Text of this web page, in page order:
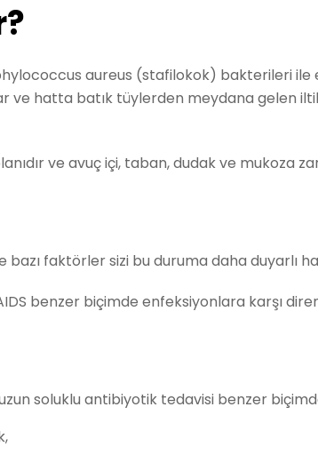
aureus (stafilokok) bakterileri
ve hatta batık tüylerden meydana gelen
ve avuç içi, taban, dudak ve mukoza
bazı faktörler sizi bu duruma daha duyarlı
benzer biçimde enfeksiyonlara karşı
soluklu antibiyotik tedavisi benzer biçimde